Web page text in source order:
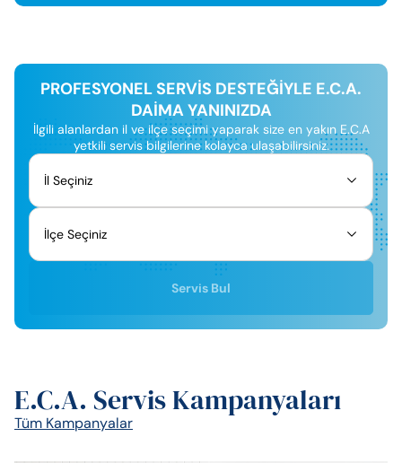
PROFESYONEL SERVİS DESTEĞİYLE E.C.A.
DAİMA YANINIZDA
İlgili alanlardan il ve ilçe seçimi yaparak size en yakın E.C.A
yetkili servis bilgilerine kolayca ulaşabilirsiniz.
Servis Bul
E.C.A. Servis Kampanyaları
Tüm Kampanyalar